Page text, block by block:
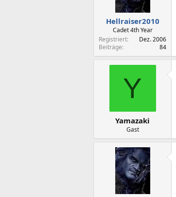
Hellraiser2010
Cadet 4th Year
Registriert
Dez. 2006
Beiträge
84
Y
Yamazaki
Gast